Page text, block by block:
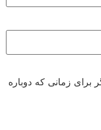
برای زمانی که دوباره